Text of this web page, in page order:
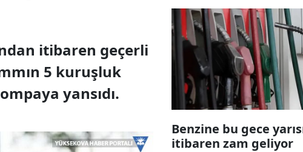
itibaren geçerli
5 kuruşluk
yansıdı.
Benzine bu gece
itibaren zam geliyor